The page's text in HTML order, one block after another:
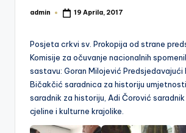
Posted
admin 19 Aprila, 2017
Posjeta crkvi sv. Prokopija od strane
Komisije za očuvanje nacionalnih
sastavu: Goran Milojević Predsjedavajući
Bičakčić saradnica za historiju
saradnik za historiju, Adi Čorović
cjeline i kulturne krajolike.